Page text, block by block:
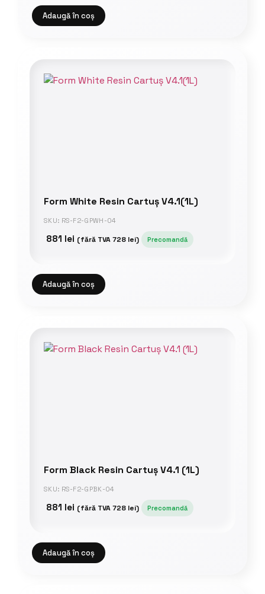
Adaugă în coș
Form White Resin Cartuș V4.1(1L)
SKU: RS-F2-GPWH-04
881 lei (fără TVA728 lei) Precomandă
Adaugă în coș
Form Black Resin Cartuș V4.1 (1L)
SKU: RS-F2-GPBK-04
881 lei (fără TVA728 lei) Precomandă
Adaugă în coș